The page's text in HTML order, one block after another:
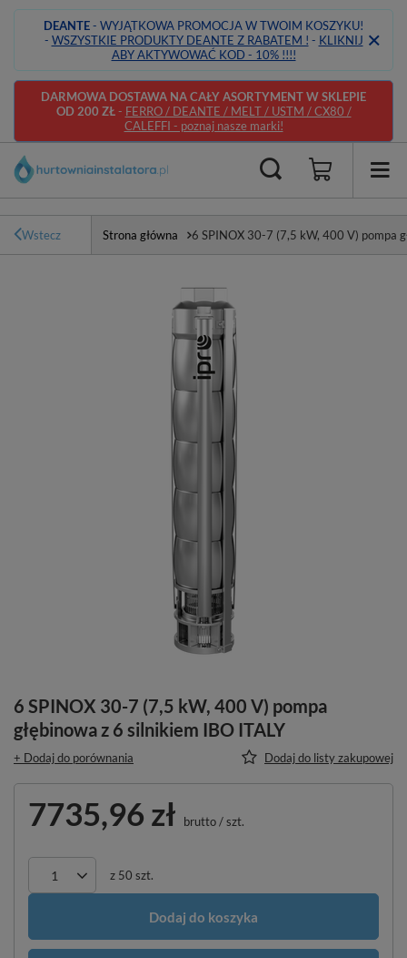
DEANTE- WYJĄTKOWA PROMOCJA W TWOIM KOSZYKU!
- WSZYSTKIE PRODUKTY DEANTE Z RABATEM ! - KLIKNIJ
ABY AKTYWOWAĆ KOD - 10% !!!!
DARMOWA DOSTAWA NA CAŁY ASORTYMENT W SKLEPIE
OD 200 ZŁ- FERRO / DEANTE / MELT / USTM / CX80 /
CALEFFI - poznaj nasze marki!
Wstecz Strona główna 6 SPINOX 30-7 (7,5 kW, 400 V) pompa
6 SPINOX 30-7 (7,5 kW, 400 V) pompa
głębinowa z 6 silnikiem IBO ITALY
+ Dodaj do porównania Dodaj do listy zakupowej
7735,96 zł brutto/szt.
z 50 szt.
Dodaj do koszyka